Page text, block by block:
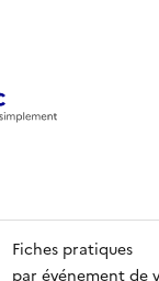
Fiches pratiques
par événement de